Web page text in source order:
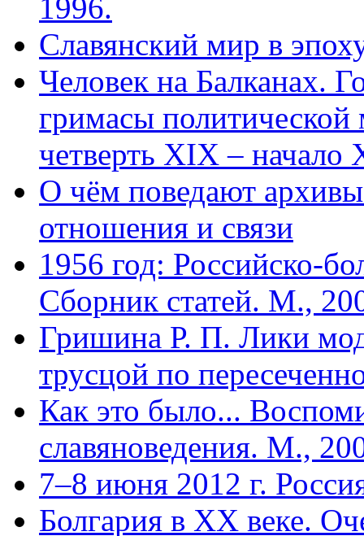
1996.
Славянский мир в
Человек на Балканах.
гримасы политической
четверть XIX –
О чём поведают
отношения и связи
1956 год: Российско-
Сборник статей. М.,
Гришина Р. П. Лики
трусцой по
Как это было...
славяноведения. М.,
7–8 июня 2012 г.
Болгария в XX веке.